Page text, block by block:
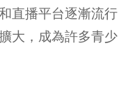
直播平台逐漸流行
大，成為許多青少